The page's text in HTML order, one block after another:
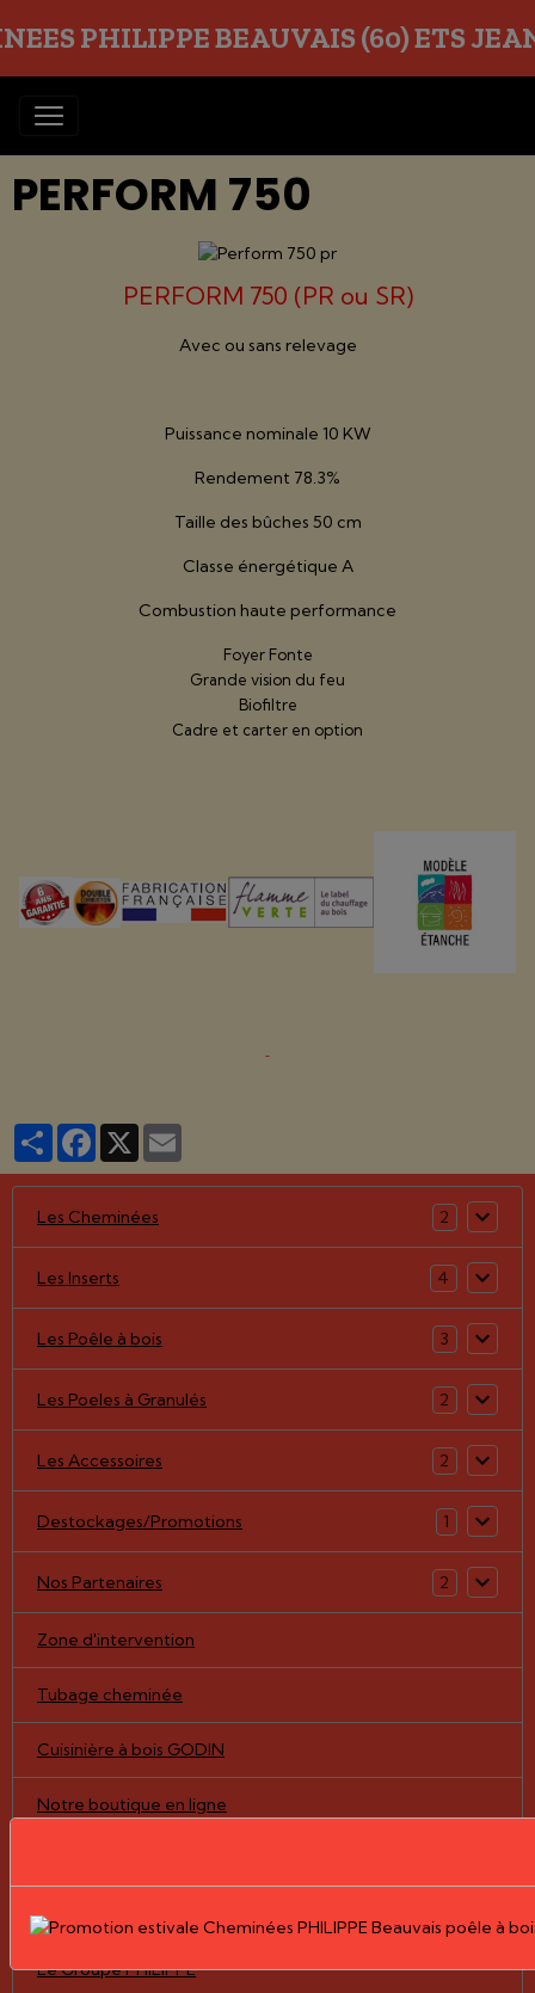
PHILIPPE BEAUVAIS (60) ETS
PERFORM 750
PERFORM 750 (PR ou SR)
Avec ou sans relevage
Puissance nominale 10 KW
Rendement 78.3%
Taille des bûches 50 cm
Classe énergétique A
Combustion haute performance
Foyer Fonte
Grande vision du feu
Biofiltre
Cadre et carter en option
PartagerFacebook
X
Les Cheminées 2
Les Inserts 4
Les Poêle à bois 3
Les Poeles à Granulés 2
Les Accessoires 2
Destockages/Promotions 1
Nos Partenaires 2
Zone d'intervention
Tubage cheminée
Cuisinière à bois GODIN
Notre boutique en ligne
Nos Réalisations
Le Groupe PHILIPPE